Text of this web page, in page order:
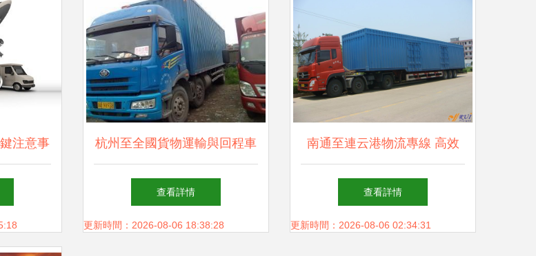
注意事 杭州至全國貨物運輸與回程車
輛調配服務
查看詳情
更新時間：2026-08-06 18:38:28
南通至連云港物流專線 高效
可靠的貨物運輸解決方案
查看詳情
更新時間：2026-08-06 02:34:31